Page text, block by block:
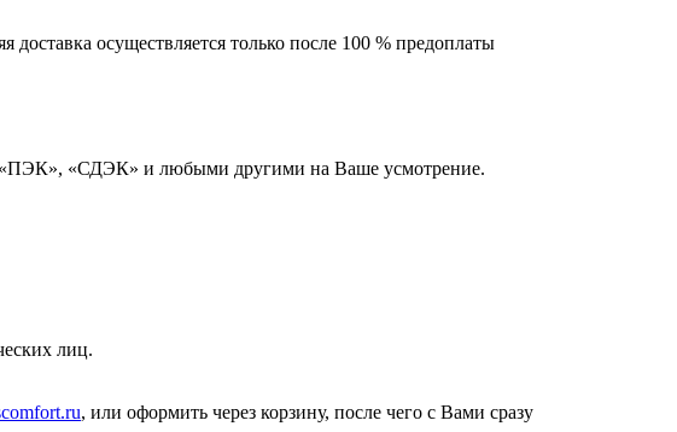
осуществляется только после 100 % предоплаты
«ПЭК», «СДЭК» и любыми другими на Ваше усмотрение.
лиц.
, или оформить через корзину, после чего с Вами сразу